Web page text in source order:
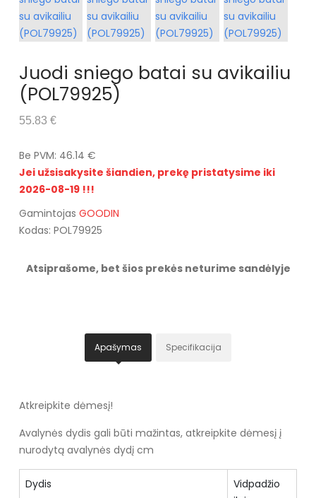
Juodi sniego batai su avikailiu
(POL79925)
55.83 €
Be PVM: 46.14 €
Jei užsisakysite šiandien, prekę pristatysime iki
2026-08-19 !!!
Gamintojas GOODIN
Kodas: POL79925
Atsiprašome, bet šios prekės neturime sandėlyje
Apašymas Specifikacija
Atkreipkite dėmesį!
Avalynės dydis gali būti mažintas, atkreipkite dėmesį į
nurodytą avalynės dydį cm
Dydis
Vidpadžio